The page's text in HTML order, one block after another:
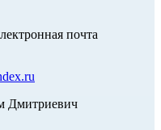
почта
Дмитриевич